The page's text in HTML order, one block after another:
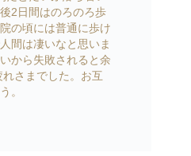
2日間はのろのろ歩
の頃には普通に歩け
間は凄いなと思いま
から失敗されると余
さまでした。お互
。